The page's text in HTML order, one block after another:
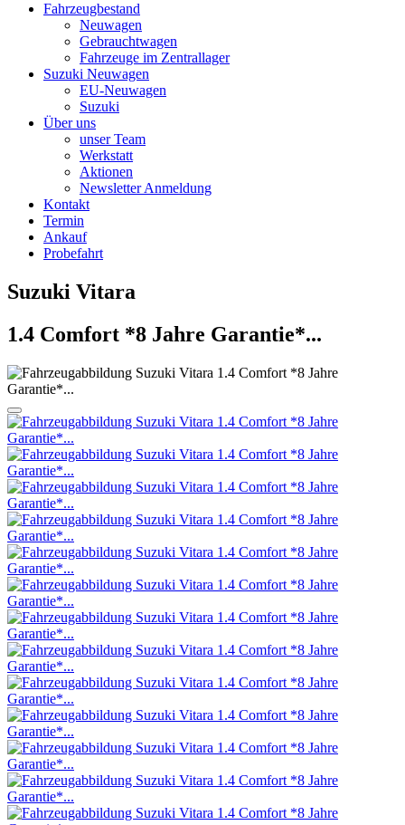
Fahrzeugbestand
Neuwagen
Gebrauchtwagen
Fahrzeuge im Zentrallager
Suzuki Neuwagen
EU-Neuwagen
Suzuki
Über uns
unser Team
Werkstatt
Aktionen
Newsletter Anmeldung
Kontakt
Termin
Ankauf
Probefahrt
Suzuki Vitara
1.4 Comfort *8 Jahre Garantie*...